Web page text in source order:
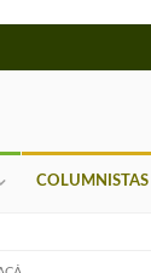
COLUMNISTAS